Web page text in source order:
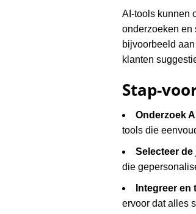
AI-tools kunnen
onderzoeken en
bijvoorbeeld
klanten
Stap-
Onderzoek
tools die
Selecteer de
die
Integreer en
ervoor dat alles